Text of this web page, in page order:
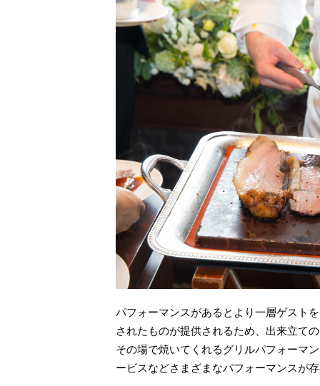
パフォーマンスがあるとより一層ゲスト
されたものが提供されるため、出来立て
その場で焼いてくれるグリルパフォーマ
ービスなどさまざまなパフォーマンスが